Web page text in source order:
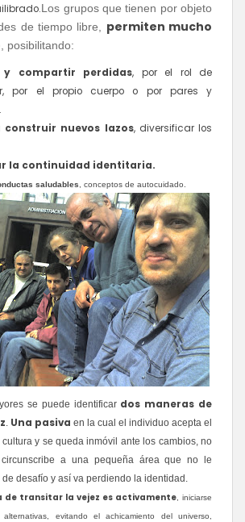
Los grupos que tienen por objeto
de tiempo libre, permiten mucho
, posibilitando:
y compartir perdidas, por el rol de
por el propio cuerpo o por pares y
construir nuevos lazos, diversificar los
la continuidad identitaria.
saludables , conceptos de autocuidado.
se puede identificar dos maneras de
. Una pasiva en la cual el individuo acepta el
y se queda inmóvil ante los cambios, no
circunscribe a una pequeña área que no le
desafío y así va perdiendo la identidad.
de transitar la vejez es activamente , iniciarse
evitando el achicamiento del universo,